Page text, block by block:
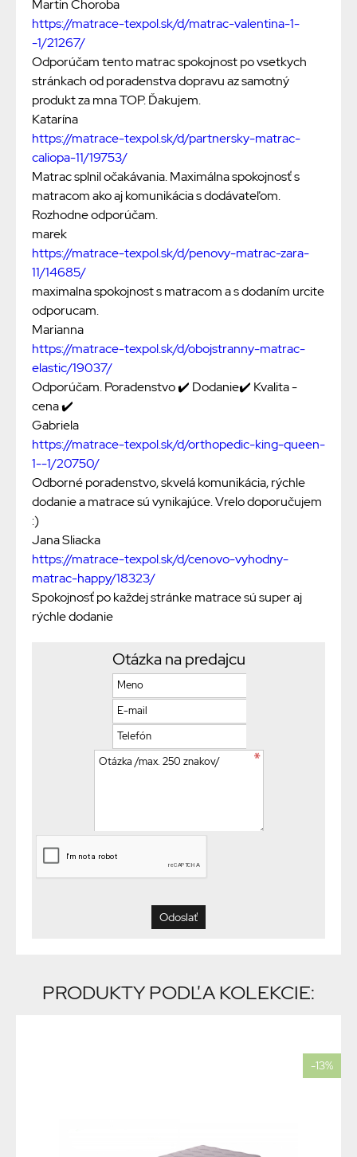
Martin Choroba
https://matrace-texpol.sk/d/matrac-valentina-1-
-1/21267/
Odporúčam tento matrac spokojnost po vsetkych
stránkach od poradenstva dopravu az samotný
produkt za mna TOP. Ďakujem.
Katarína
https://matrace-texpol.sk/d/partnersky-matrac-
caliopa-11/19753/
Matrac splnil očakávania. Maximálna spokojnosť s
matracom ako aj komunikácia s dodávateľom.
Rozhodne odporúčam.
marek
https://matrace-texpol.sk/d/penovy-matrac-zara-
11/14685/
maximalna spokojnost s matracom a s dodaním urcite
odporucam.
Marianna
https://matrace-texpol.sk/d/obojstranny-matrac-
elastic/19037/
Odporúčam. Poradenstvo ✔️ Dodanie✔️ Kvalita -
cena ✔️
Gabriela
https://matrace-texpol.sk/d/orthopedic-king-queen-
1--1/20750/
Odborné poradenstvo, skvelá komunikácia, rýchle
dodanie a matrace sú vynikajúce. Vrelo doporučujem
:)
Jana Sliacka
https://matrace-texpol.sk/d/cenovo-vyhodny-
matrac-happy/18323/
Spokojnosť po každej stránke matrace sú super aj
rýchle dodanie
Otázka na predajcu
PRODUKTY PODĽA KOLEKCIE:
-13%